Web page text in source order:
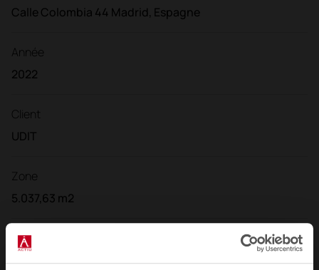
Calle Colombia 44 Madrid, Espagne
Année
2022
Client
UDIT
Zone
5.037,63 m2
Marque / Fabricant
Actiu